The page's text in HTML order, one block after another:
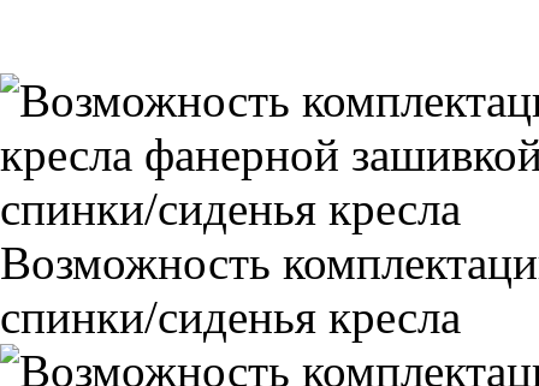
Возможность
спинки/сиденья кресла